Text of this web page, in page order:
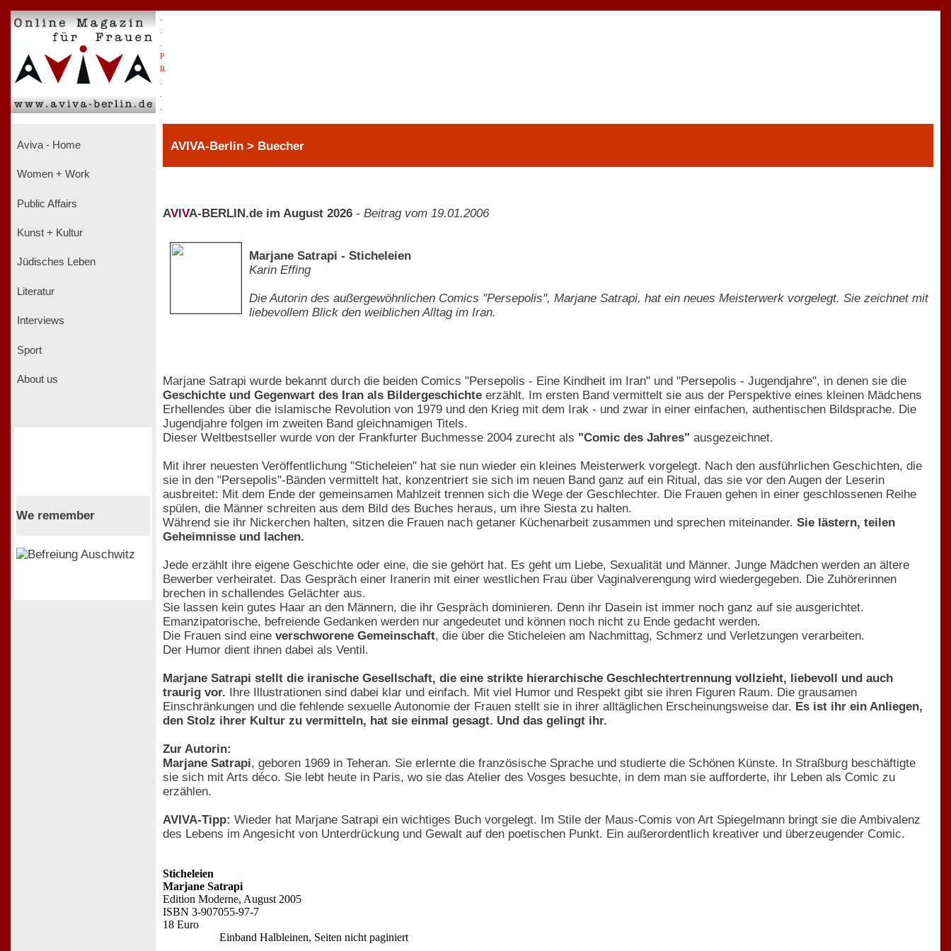
P
R
Aviva - Home
Women + Work
Public Affairs
Kunst + Kultur
Jüdisches Leben
Literatur
Interviews
Sport
About us
We remember
AVIVA-Berlin > Buecher
AV VA-BERLIN.de im August 2026 - Beitrag vom 19.01.2006
Marjane Satrapi - Sticheleien
Karin Effing
Die Autorin des außergewöhnlichen Comics "Persepolis", Marjane Satrapi, hat ein neues Meisterwerk vorgelegt. Sie zeichnet mit
liebevollem Blick den weiblichen Alltag im Iran.
Marjane Satrapi wurde bekannt durch die beiden Comics "Persepolis - Eine Kindheit im Iran" und "Persepolis - Jugendjahre", in denen sie die
Geschichte und Gegenwart des Iran als Bildergeschichte erzählt. Im ersten Band vermittelt sie aus der Perspektive eines kleinen Mädchens
Erhellendes über die islamische Revolution von 1979 und den Krieg mit dem Irak - und zwar in einer einfachen, authentischen Bildsprache. Die
Jugendjahre folgen im zweiten Band gleichnamigen Titels.
Dieser Weltbestseller wurde von der Frankfurter Buchmesse 2004 zurecht als "Comic des Jahres" ausgezeichnet.
Mit ihrer neuesten Veröffentlichung "Sticheleien" hat sie nun wieder ein kleines Meisterwerk vorgelegt. Nach den ausführlichen Geschichten, die
sie in den "Persepolis"-Bänden vermittelt hat, konzentriert sie sich im neuen Band ganz auf ein Ritual, das sie vor den Augen der Leserin
ausbreitet: Mit dem Ende der gemeinsamen Mahlzeit trennen sich die Wege der Geschlechter. Die Frauen gehen in einer geschlossenen Reihe
spülen, die Männer schreiten aus dem Bild des Buches heraus, um ihre Siesta zu halten.
Während sie ihr Nickerchen halten, sitzen die Frauen nach getaner Küchenarbeit zusammen und sprechen miteinander. Sie lästern, teilen
Geheimnisse und lachen.
Jede erzählt ihre eigene Geschichte oder eine, die sie gehört hat. Es geht um Liebe, Sexualität und Männer. Junge Mädchen werden an ältere
Bewerber verheiratet. Das Gespräch einer Iranerin mit einer westlichen Frau über Vaginalverengung wird wiedergegeben. Die Zuhörerinnen
brechen in schallendes Gelächter aus.
Sie lassen kein gutes Haar an den Männern, die ihr Gespräch dominieren. Denn ihr Dasein ist immer noch ganz auf sie ausgerichtet.
Emanzipatorische, befreiende Gedanken werden nur angedeutet und können noch nicht zu Ende gedacht werden.
Die Frauen sind eine verschworene Gemeinschaft, die über die Sticheleien am Nachmittag, Schmerz und Verletzungen verarbeiten.
Der Humor dient ihnen dabei als Ventil.
Marjane Satrapi stellt die iranische Gesellschaft, die eine strikte hierarchische Geschlechtertrennung vollzieht, liebevoll und auch
traurig vor. Ihre Illustrationen sind dabei klar und einfach. Mit viel Humor und Respekt gibt sie ihren Figuren Raum. Die grausamen
Einschränkungen und die fehlende sexuelle Autonomie der Frauen stellt sie in ihrer alltäglichen Erscheinungsweise dar. Es ist ihr ein Anliegen,
den Stolz ihrer Kultur zu vermitteln, hat sie einmal gesagt. Und das gelingt ihr.
Zur Autorin:
Marjane Satrapi, geboren 1969 in Teheran. Sie erlernte die französische Sprache und studierte die Schönen Künste. In Straßburg beschäftigte
sie sich mit Arts déco. Sie lebt heute in Paris, wo sie das Atelier des Vosges besuchte, in dem man sie aufforderte, ihr Leben als Comic zu
erzählen.
AVIVA-Tipp: Wieder hat Marjane Satrapi ein wichtiges Buch vorgelegt. Im Stile der Maus-Comis von Art Spiegelmann bringt sie die Ambivalenz
des Lebens im Angesicht von Unterdrückung und Gewalt auf den poetischen Punkt. Ein außerordentlich kreativer und überzeugender Comic.
Sticheleien
Marjane Satrapi
Edition Moderne, August 2005
ISBN 3-907055-97-7
18 Euro
Einband Halbleinen, Seiten nicht paginiert